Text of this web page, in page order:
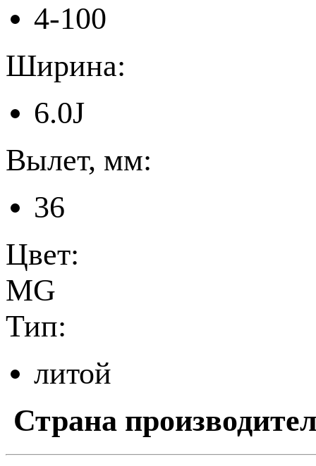
4-100
Ширина:
6.0J
Вылет, мм:
36
Цвет:
MG
Тип:
литой
Страна